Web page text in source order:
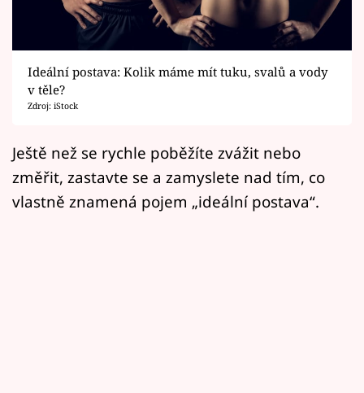
Sledujte prima+
Filmový festival Karlovy Vary
Pořady
Přihlášení
Ideální postava: Kolik máme mít tuku, svalů a vody
v těle?
Zdroj: iStock
Ještě než se rychle poběžíte zvážit nebo
změřit, zastavte se a zamyslete nad tím, co
vlastně znamená pojem „ideální postava“.